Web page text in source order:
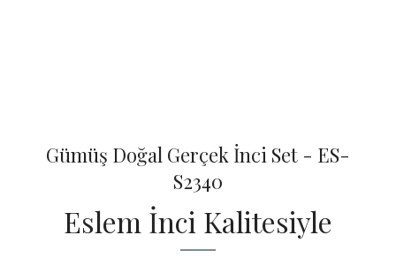
Gümüş Doğal Gerçek İnci Set - ES-
S2340
Eslem İnci Kalitesiyle